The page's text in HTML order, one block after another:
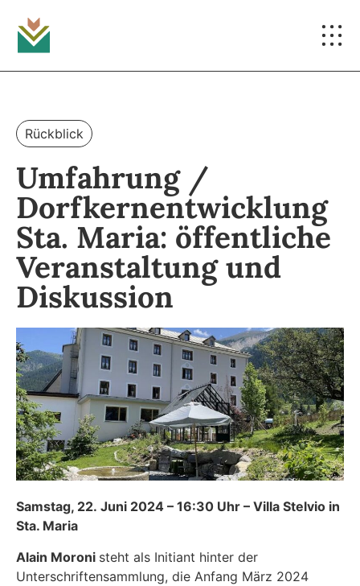
Rückblick
Umfahrung /
Dorfkernentwicklung
Sta. Maria: öffentliche
Veranstaltung und
Diskussion
Samstag, 22. Juni 2024 – 16:30 Uhr – Villa Stelvio in
Sta. Maria
Alain Moroni steht als Initiant hinter der
Unterschriftensammlung, die Anfang März 2024